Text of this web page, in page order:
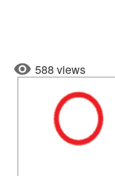
588 views